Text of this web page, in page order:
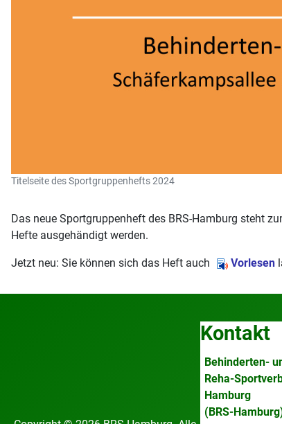
Titelseite des Sportgruppenhefts 2024
Das neue Sportgruppenheft des BRS-Hamburg steht
Hefte ausgehändigt werden.
Jetzt neu: Sie können sich das Heft auch Vorlesen
Kontakt
Behinderten-
Reha-
Hamburg
(BRS-